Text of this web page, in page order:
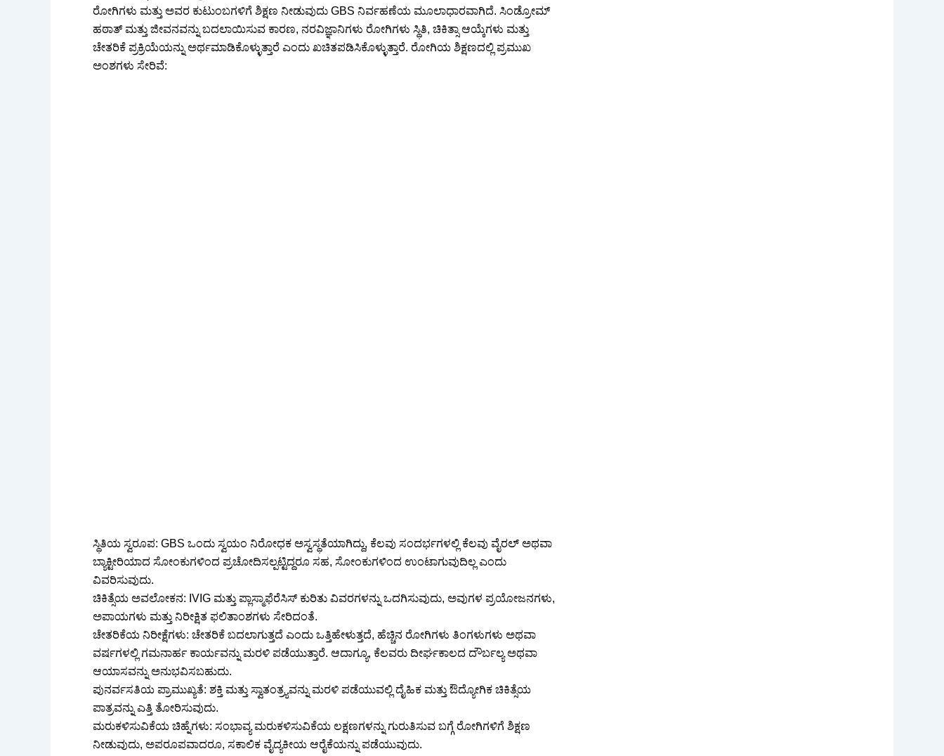
ರೋಗಿಗಳು ಮತ್ತು ಅವರ ಕುಟುಂಬಗಳಿಗೆ ಶಿಕ್ಷಣ ನೀಡುವುದು GBS ನಿರ್ವಹಣೆಯ ಮೂಲಾಧಾರವಾಗಿದೆ. ಸಿಂಡ್ರೋಮ್
ಹಠಾತ್ ಮತ್ತು ಜೀವನವನ್ನು ಬದಲಾಯಿಸುವ ಕಾರಣ, ನರವಿಜ್ಞಾನಿಗಳು ರೋಗಿಗಳು ಸ್ಥಿತಿ, ಚಿಕಿತ್ಸಾ ಆಯ್ಕೆಗಳು ಮತ್ತು
ಚೇತರಿಕೆ ಪ್ರಕ್ರಿಯೆಯನ್ನು ಅರ್ಥಮಾಡಿಕೊಳ್ಳುತ್ತಾರೆ ಎಂದು ಖಚಿತಪಡಿಸಿಕೊಳ್ಳುತ್ತಾರೆ. ರೋಗಿಯ ಶಿಕ್ಷಣದಲ್ಲಿ ಪ್ರಮುಖ
ಅಂಶಗಳು ಸೇರಿವೆ:
ಸ್ಥಿತಿಯ ಸ್ವರೂಪ: GBS ಒಂದು ಸ್ವಯಂ ನಿರೋಧಕ ಅಸ್ವಸ್ಥತೆಯಾಗಿದ್ದು, ಕೆಲವು ಸಂದರ್ಭಗಳಲ್ಲಿ ಕೆಲವು ವೈರಲ್ ಅಥವಾ
ಬ್ಯಾಕ್ಟೀರಿಯಾದ ಸೋಂಕುಗಳಿಂದ ಪ್ರಚೋದಿಸಲ್ಪಟ್ಟಿದ್ದರೂ ಸಹ, ಸೋಂಕುಗಳಿಂದ ಉಂಟಾಗುವುದಿಲ್ಲ ಎಂದು
ವಿವರಿಸುವುದು.
ಚಿಕಿತ್ಸೆಯ ಅವಲೋಕನ: IVIG ಮತ್ತು ಪ್ಲಾಸ್ಮಾಫೆರೆಸಿಸ್ ಕುರಿತು ವಿವರಗಳನ್ನು ಒದಗಿಸುವುದು, ಅವುಗಳ ಪ್ರಯೋಜನಗಳು,
ಅಪಾಯಗಳು ಮತ್ತು ನಿರೀಕ್ಷಿತ ಫಲಿತಾಂಶಗಳು ಸೇರಿದಂತೆ.
ಚೇತರಿಕೆಯ ನಿರೀಕ್ಷೆಗಳು: ಚೇತರಿಕೆ ಬದಲಾಗುತ್ತದೆ ಎಂದು ಒತ್ತಿಹೇಳುತ್ತದೆ, ಹೆಚ್ಚಿನ ರೋಗಿಗಳು ತಿಂಗಳುಗಳು ಅಥವಾ
ವರ್ಷಗಳಲ್ಲಿ ಗಮನಾರ್ಹ ಕಾರ್ಯವನ್ನು ಮರಳಿ ಪಡೆಯುತ್ತಾರೆ. ಆದಾಗ್ಯೂ, ಕೆಲವರು ದೀರ್ಘಕಾಲದ ದೌರ್ಬಲ್ಯ ಅಥವಾ
ಆಯಾಸವನ್ನು ಅನುಭವಿಸಬಹುದು.
ಪುನರ್ವಸತಿಯ ಪ್ರಾಮುಖ್ಯತೆ: ಶಕ್ತಿ ಮತ್ತು ಸ್ವಾತಂತ್ರ್ಯವನ್ನು ಮರಳಿ ಪಡೆಯುವಲ್ಲಿ ದೈಹಿಕ ಮತ್ತು ಔದ್ಯೋಗಿಕ ಚಿಕಿತ್ಸೆಯ
ಪಾತ್ರವನ್ನು ಎತ್ತಿ ತೋರಿಸುವುದು.
ಮರುಕಳಿಸುವಿಕೆಯ ಚಿಹ್ನೆಗಳು: ಸಂಭಾವ್ಯ ಮರುಕಳಿಸುವಿಕೆಯ ಲಕ್ಷಣಗಳನ್ನು ಗುರುತಿಸುವ ಬಗ್ಗೆ ರೋಗಿಗಳಿಗೆ ಶಿಕ್ಷಣ
ನೀಡುವುದು, ಅಪರೂಪವಾದರೂ, ಸಕಾಲಿಕ ವೈದ್ಯಕೀಯ ಆರೈಕೆಯನ್ನು ಪಡೆಯುವುದು.